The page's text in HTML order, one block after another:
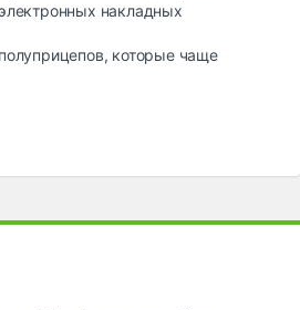
накладных
которые чаще